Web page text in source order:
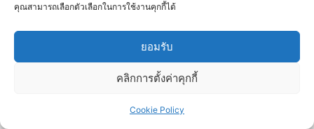
คุณสามารถเลือกตัวเลือกในการใช้งานคุกกี้ได้
ยอมรับ
คลิกการตั้งค่าคุกกี้
Cookie Policy